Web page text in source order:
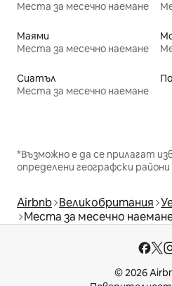
Места за месечно наемане
Маями
Места за месечно наемане
Сиатъл
Места за месечно наемане
*Възможно е да се прилагат
определени географски
Airbnb Великобритания
Места за месечно
© 2026